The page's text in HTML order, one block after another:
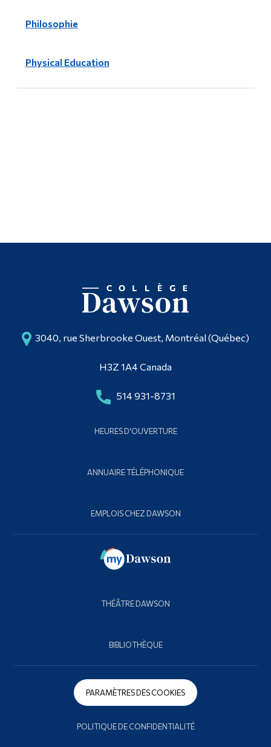
Philosophie
Physical Education
3040, rue Sherbrooke Ouest, Montréal (Québec)
H3Z 1A4 Canada
514 931-8731
HEURES D'OUVERTURE
ANNUAIRE TÉLÉPHONIQUE
EMPLOIS CHEZ DAWSON
THÉÂTRE DAWSON
BIBLIOTHÈQUE
PARAMÈTRES DES COOKIES
POLITIQUE DE CONFIDENTIALITÉ